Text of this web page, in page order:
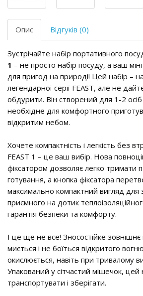
Опис Відгуків (0)
Зустрічайте набір портативного
1 – не просто набір посуду, а ваш
для пригод на природі! Цей набір –
легендарної серії FEAST, але не
обдурити. Він створений для 1-2 осіб
необхідне для комфортного
відкритим небом.
Хочете компактність і легкість без
FEAST 1 – це ваш вибір. Нова
фіксатором дозволяє легко тримати
готування, а кнопка фіксатора
максимально компактний вигляд для
приємного на дотик
гарантія безпеки та комфорту.
І це ще не все! Зносостійке зовнішнє
миється і не боїться відкритого
окислюється, навіть при тривалому
Упакований у сітчастий мішечок, цей
транспортувати і зберігати.